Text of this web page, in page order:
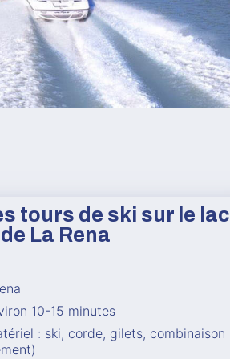
tours de ski sur le lac
de La Rena
10-15 minutes
: ski, corde, gilets, combinaison